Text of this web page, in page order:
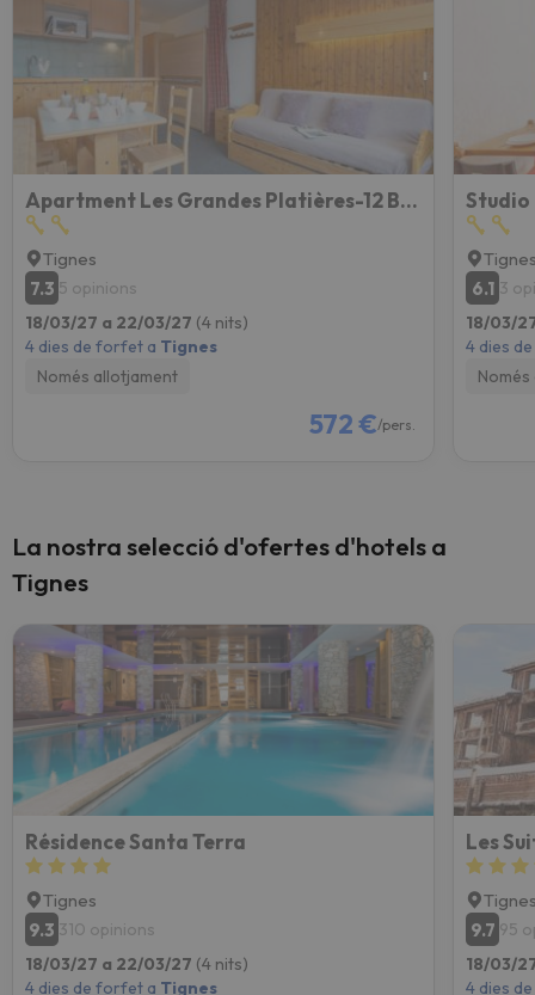
Apartment Les Grandes Platières-12 By Interhome
Tignes
7.3 5 opinions
18/03/27 a 22/03/27 (4 nits)
4 dies de forfet a Tignes
Només allotjament
572 €/pers.
Studio
6.1 3
18/03/
4 dies
La nostra selecció d'ofertes d'hotels a
Tignes
Résidence Santa Terra
Tignes
9.3 310 opinions
18/03/27 a 22/03/27 (4 nits)
4 dies de forfet a Tignes
Les
9.7 95
18/03/
4 dies